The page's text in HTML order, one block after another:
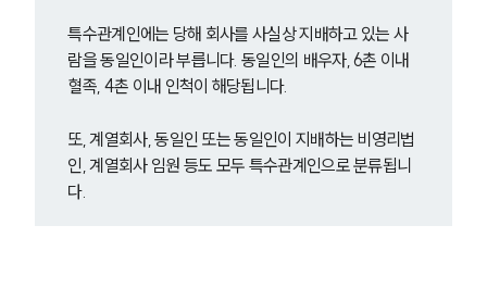
특수관계인에는 당해 회사를 사실상 지배하고 있는 사
람을 동일인이라 부릅니다. 동일인의 배우자, 6촌 이내
혈족, 4촌 이내 인척이 해당됩니다.
또, 계열회사, 동일인 또는 동일인이 지배하는 비영리법
인, 계열회사 임원 등도 모두 특수관계인으로 분류됩니
다.